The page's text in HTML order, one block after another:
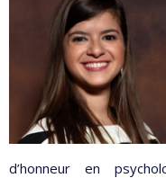
d’honneur en